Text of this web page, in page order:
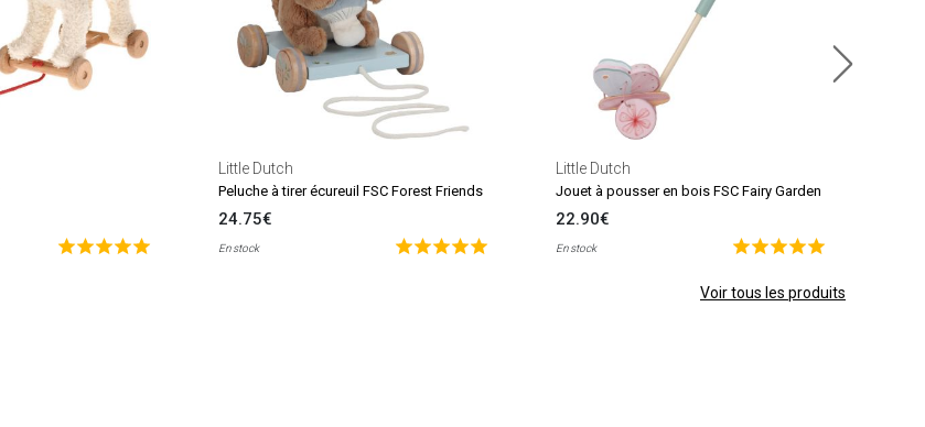
Little Dutch
Peluche à tirer écureuil FSC Forest Friends
24.75€
En stock
Little Dutch
Jouet à pousser en bois FSC Fairy Garden
22.90€
En stock
Voir tous les produits